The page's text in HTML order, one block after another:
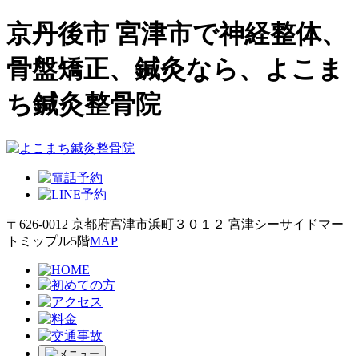
京丹後市 宮津市で神経整体、
骨盤矯正、鍼灸なら、よこま
ち鍼灸整骨院
〒626-0012 京都府宮津市浜町３０１２ 宮津シーサイドマー
トミップル5階MAP